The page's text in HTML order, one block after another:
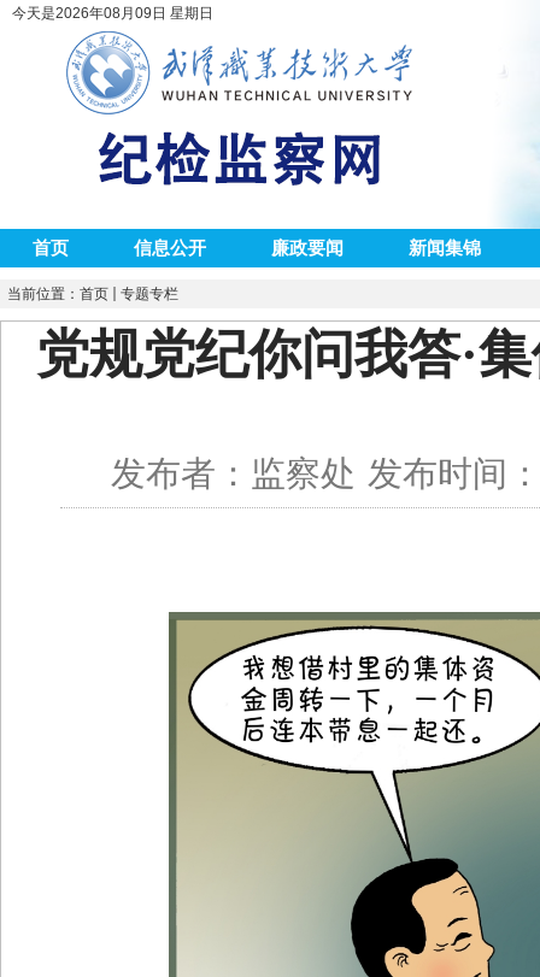
今天是2026年08月09日 星期日
首页 信息公开 廉政要闻 新闻集锦
当前位置： 首页 专题专栏
党规党纪你问我答·​
发布者：监察处 发布时间